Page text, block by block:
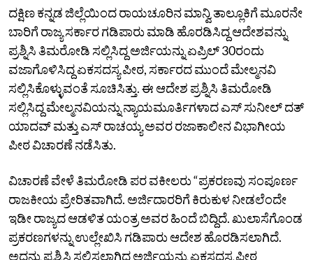
ದಕ್ಷಿಣ ಕನ್ನಡ ಜಿಲ್ಲೆಯಿಂದ ರಾಯಚೂರಿನ ಮಾನ್ವಿ ತಾಲ್ಲೂಕಿಗೆ ಮೂರನೇ
ಬಾರಿಗೆ ರಾಜ್ಯ ಸರ್ಕಾರ ಗಡಿಪಾರು ಮಾಡಿ ಹೊರಡಿಸಿದ್ದ ಆದೇಶವನ್ನು
ಪ್ರಶ್ನಿಸಿ ತಿಮರೋಡಿ ಸಲ್ಲಿಸಿದ್ದ ಅರ್ಜಿಯನ್ನು ಏಪ್ರಿಲ್ 30ರಂದು
ವಜಾಗೊಳಿಸಿದ್ದ ಏಕಸದಸ್ಯ ಪೀಠ, ಸರ್ಕಾರದ ಮುಂದೆ ಮೇಲ್ಮನವಿ
ಸಲ್ಲಿಸಿಕೊಳ್ಳುವಂತೆ ಸೂಚಿಸಿತ್ತು. ಈ ಆದೇಶ ಪ್ರಶ್ನಿಸಿ ತಿಮರೋಡಿ
ಸಲ್ಲಿಸಿದ್ದ ಮೇಲ್ಮನವಿಯನ್ನು ನ್ಯಾಯಮೂರ್ತಿಗಳಾದ ಎಸ್ ಸುನೀಲ್ ದತ್
ಯಾದವ್ ಮತ್ತು ಎಸ್ ರಾಚಯ್ಯ ಅವರ ರಜಾಕಾಲೀನ ವಿಭಾಗೀಯ
ಪೀಠ ವಿಚಾರಣೆ ನಡೆಸಿತು.
ವಿಚಾರಣೆ ವೇಳೆ ತಿಮರೋಡಿ ಪರ ವಕೀಲರು “ಪ್ರಕರಣವು ಸಂಪೂರ್ಣ
ರಾಜಕೀಯ ಪ್ರೇರಿತವಾಗಿದೆ. ಅರ್ಜಿದಾರರಿಗೆ ಕಿರುಕುಳ ನೀಡಲೆಂದೇ
ಇಡೀ ರಾಜ್ಯದ ಆಡಳಿತ ಯಂತ್ರ ಅವರ ಹಿಂದೆ ಬಿದ್ದಿದೆ. ಖುಲಾಸೆಗೊಂಡ
ಪ್ರಕರಣಗಳನ್ನು ಉಲ್ಲೇಖಿಸಿ ಗಡಿಪಾರು ಆದೇಶ ಹೊರಡಿಸಲಾಗಿದೆ.
ಅದನ್ನು ಪ್ರಶ್ನಿಸಿ ಸಲ್ಲಿಸಲಾಗಿದ್ದ ಅರ್ಜಿಯನ್ನು ಏಕಸದಸ್ಯ ಪೀಠ